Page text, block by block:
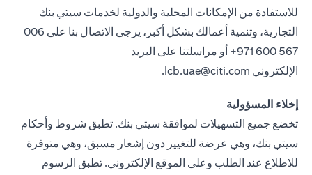
للاستفادة من الإمكانات المحلية والدولية لخدمات سيتي بنك
التجارية، وتنمية أعمالك بشكل أكبر، يرجى الاتصال بنا على 006
567 600 971+ أو مراسلتنا على البريد
الإلكتروني lcb.uae@citi.com
.
إخلاء المسؤولية
تخضع جميع التسهيلات لموافقة سيتي بنك. تطبق شروط وأحكام
سيتي بنك، وهي عرضة للتغيير دون إشعار مسبق، وهي متوفرة
للاطلاع عند الطلب وعلى الموقع الإلكتروني. تطبق الرسوم